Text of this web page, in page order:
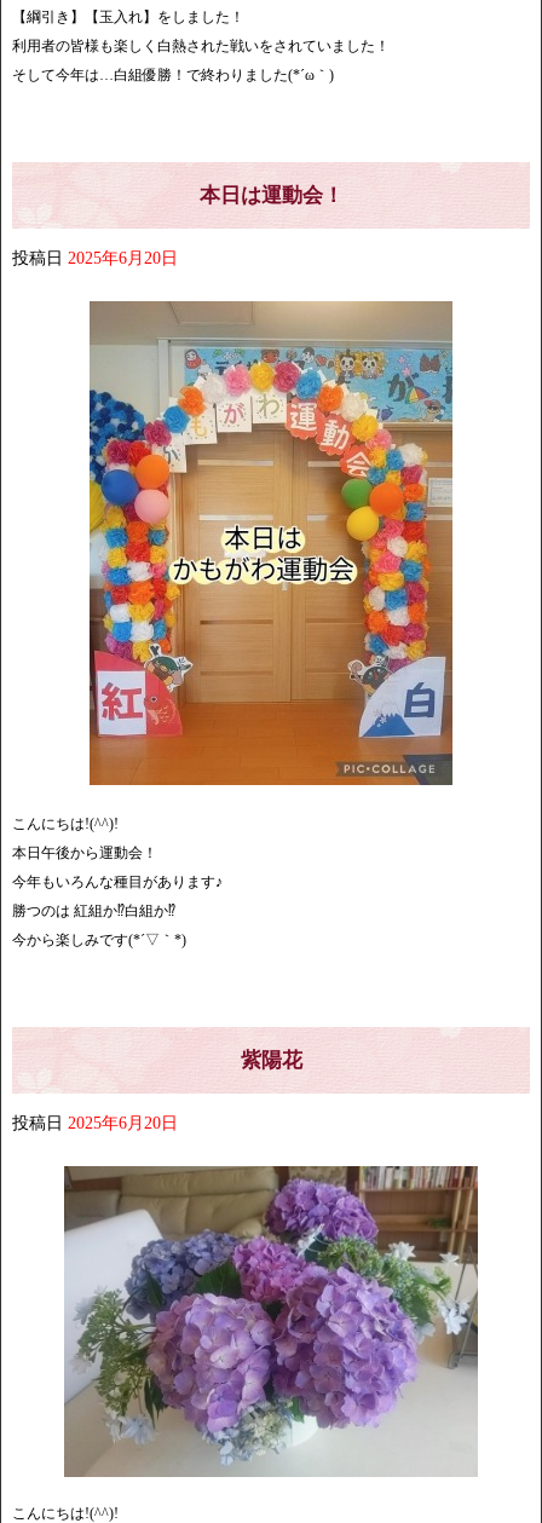
【綱引き】【玉入れ】をしました！
利用者の皆様も楽しく白熱された戦いをされていました！
そして今年は…白組優勝！で終わりました(*´ω｀)
本日は運動会！
投稿日 2025年6月20日
こんにちは!(^^)!
本日午後から運動会！
今年もいろんな種目があります♪
勝つのは 紅組か⁉白組か⁉
今から楽しみです(*´▽｀*)
紫陽花
投稿日 2025年6月20日
こんにちは!(^^)!